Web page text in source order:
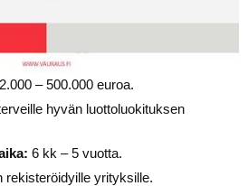
2.000 – 500.000 euroa.
hyvän luottoluokituksen
6 kk – 5 vuotta.
rekisteröidyille yrityksille.